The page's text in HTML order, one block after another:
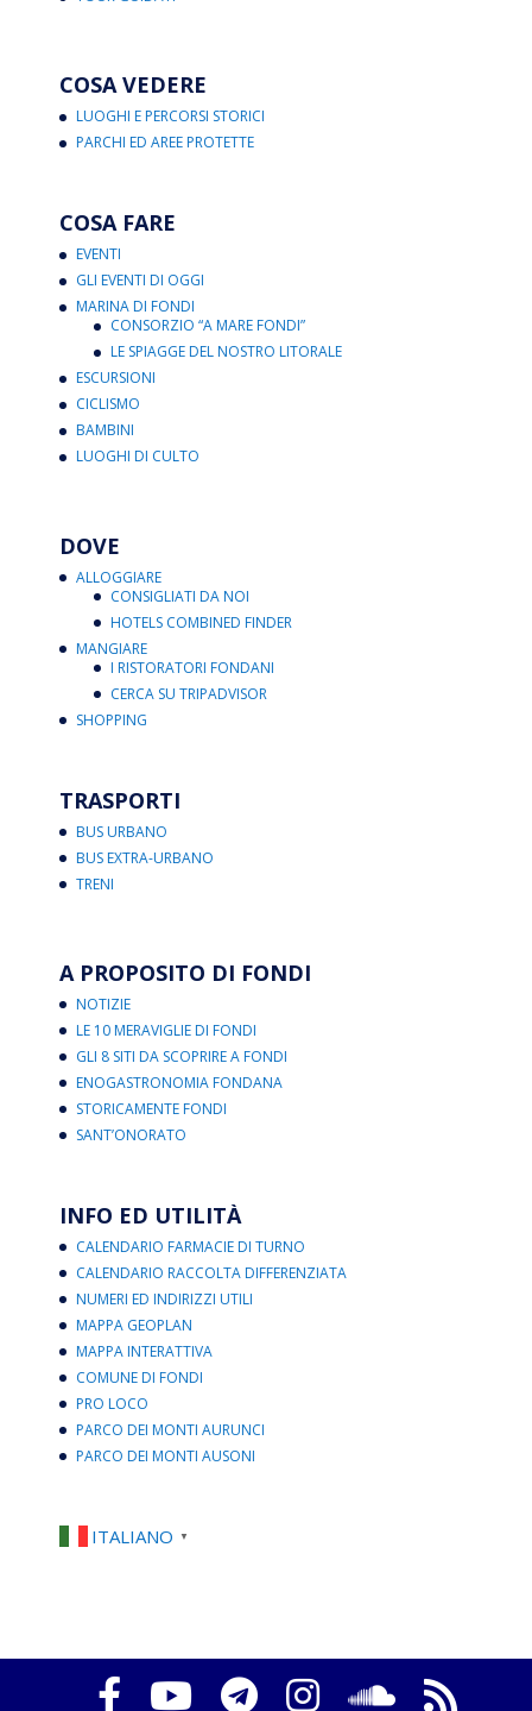
COSA VEDERE
LUOGHI E PERCORSI STORICI
PARCHI ED AREE PROTETTE
COSA FARE
EVENTI
GLI EVENTI DI OGGI
MARINA DI FONDI
CONSORZIO “A MARE FONDI”
LE SPIAGGE DEL NOSTRO LITORALE
ESCURSIONI
CICLISMO
BAMBINI
LUOGHI DI CULTO
DOVE
ALLOGGIARE
CONSIGLIATI DA NOI
HOTELS COMBINED FINDER
MANGIARE
I RISTORATORI FONDANI
CERCA SU TRIPADVISOR
SHOPPING
TRASPORTI
BUS URBANO
BUS EXTRA-URBANO
TRENI
A PROPOSITO DI FONDI
NOTIZIE
LE 10 MERAVIGLIE DI FONDI
GLI 8 SITI DA SCOPRIRE A FONDI
ENOGASTRONOMIA FONDANA
STORICAMENTE FONDI
SANT’ONORATO
INFO ED UTILITÀ
CALENDARIO FARMACIE DI TURNO
CALENDARIO RACCOLTA DIFFERENZIATA
NUMERI ED INDIRIZZI UTILI
MAPPA GEOPLAN
MAPPA INTERATTIVA
COMUNE DI FONDI
PRO LOCO
PARCO DEI MONTI AURUNCI
PARCO DEI MONTI AUSONI
ITALIANO ▼